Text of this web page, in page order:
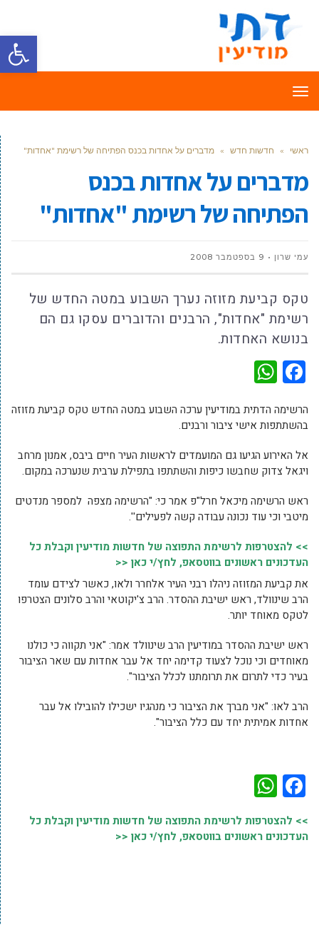
פתח
תפריט
ראשי » חדשות חדש » מדברים על אחדות בכנס הפתיחה של רשימת "אחדות"
מדברים על אחדות בכנס
הפתיחה של רשימת "אחדות"
עמי שרון 9 בספטמבר 2008
טקס קביעת מזוזה נערך השבוע במטה החדש של
רשימת "אחדות", הרבנים והדוברים עסקו גם הם
בנושא האחדות.
Facebook
הרשימה הדתית במודיעין ערכה השבוע במטה החדש טקס קביעת מזוזה
בהשתתפות אישי ציבור ורבנים.
אל האירוע הגיעו גם המועמדים לראשות העיר חיים ביבס, אמנון מרחב
ויגאל צדוק שחבשו כיפות והשתתפו בתפילת ערבית שנערכה במקום.
ראש הרשימה מיכאל חרל"פ אמר כי: "הרשימה מצפה למספר מנדטים
מיטבי וכי עוד נכונה עבודה קשה לפעילים''.
>> להצטרפות לרשימת התפוצה של חדשות מודיעין וקבלת כל
העדכונים ראשונים בווטסאפ, לחץ/י כאן <<
את קביעת המזוזה ניהלו רבני העיר אלחרר ולאו, כאשר לצידם עומד
הרב שינוולד, ראש ישיבת ההסדר. הרב צ'יקוטאי והרב סלונים הצטרפו
לטקס מאוחד יותר.
ראש ישיבת ההסדר במודיעין הרב שינוולד אמר: "אני תקווה כי כולנו
מאוחדים וכי נוכל לצעוד קדימה יחד אל עבר אחדות עם שאר הציבור
בעיר כדי לתרום את תרומתנו לכלל הציבור".
הרב לאו: "אני מברך את הציבור כי מנהגיו ישכילו להובילו אל עבר
אחדות אמיתית יחד עם כלל הציבור".
Facebook
>> להצטרפות לרשימת התפוצה של חדשות מודיעין וקבלת כל
העדכונים ראשונים בווטסאפ, לחץ/י כאן <<